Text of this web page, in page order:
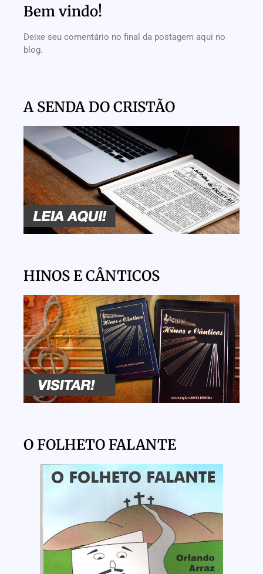
Bem vindo!
Deixe seu comentário no final da postagem aqui no
blog.
A SENDA DO CRISTÃO
HINOS E CÂNTICOS
O FOLHETO FALANTE